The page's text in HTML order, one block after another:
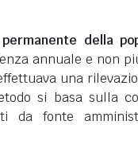
della
annuale e non
una
si basa sulla
da fonte